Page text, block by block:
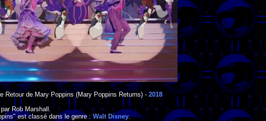
Retour de Mary Poppins(Mary Poppins Returns) -2018
parRob Marshall.
est classé dans le genre : Walt Disney.